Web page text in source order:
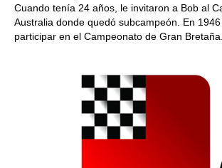
Cuando tenía 24 años, le invitaron a Bob al
Australia donde quedó subcampeón. En
participar en el Campeonato de Gran Bretaña.